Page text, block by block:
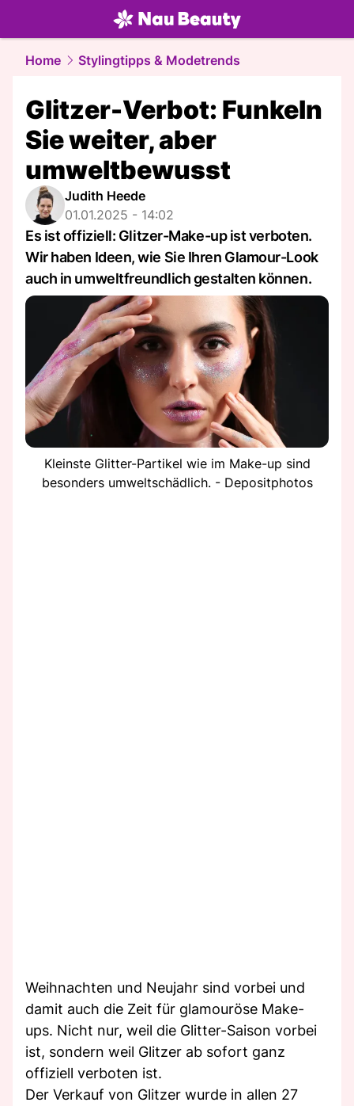
beauty.NAU.ch
Home Stylingtipps & Modetrends
Glitzer-Verbot: Funkeln
Sie weiter, aber
umweltbewusst
Judith Heede
01.01.2025 - 14:02
Es ist offiziell: Glitzer-Make-up ist verboten.
Wir haben Ideen, wie Sie Ihren Glamour-Look
auch in umweltfreundlich gestalten können.
Kleinste Glitter-Partikel wie im Make-up sind
besonders umweltschädlich. - Depositphotos
Weihnachten und Neujahr sind vorbei und
damit auch die Zeit für glamouröse Make-
ups. Nicht nur, weil die Glitter-Saison vorbei
ist, sondern weil Glitzer ab sofort ganz
offiziell verboten ist.
Der Verkauf von Glitzer wurde in allen 27